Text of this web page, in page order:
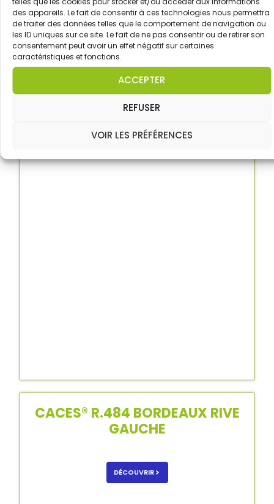
des appareils. Le fait de consentir à ces technologies nous permettra
de traiter des données telles que le comportement de navigation ou
les ID uniques sur ce site. Le fait de ne pas consentir ou de retirer son
consentement peut avoir un effet négatif sur certaines
caractéristiques et fonctions.
ACCEPTER
REFUSER
VOIR LES PRÉFÉRENCES
CACES® R.482 BORDEAUX RIVE
GAUCHE
CACES® R.484 BORDEAUX RIVE
GAUCHE
DÉCOUVRIR